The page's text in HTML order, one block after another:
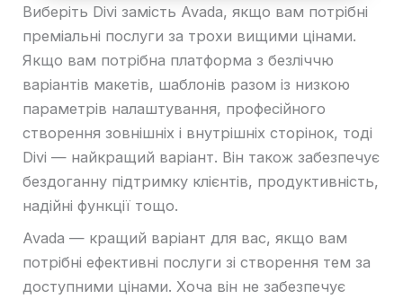
Виберіть Divi замість Avada, якщо вам потрібні
преміальні послуги за трохи вищими цінами.
Якщо вам потрібна платформа з безліччю
варіантів макетів, шаблонів разом із низкою
параметрів налаштування, професійного
створення зовнішніх і внутрішніх сторінок, тоді
Divi — найкращий варіант. Він також забезпечує
бездоганну підтримку клієнтів, продуктивність,
надійні функції тощо.
Avada — кращий варіант для вас, якщо вам
потрібні ефективні послуги зі створення тем за
доступними цінами. Хоча він не забезпечує